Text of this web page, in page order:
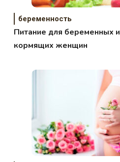
беременность
Питание для беременных и
кормящих женщин